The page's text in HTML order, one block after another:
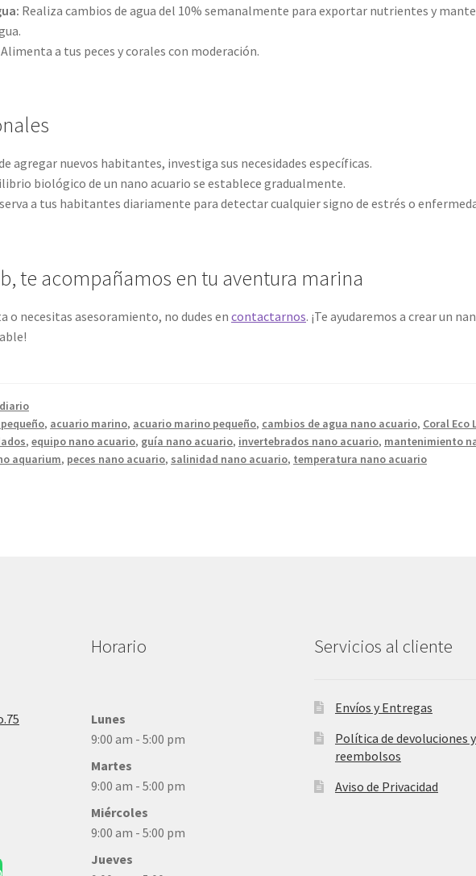
Realiza cambios de agua del 10% semanalmente para exportar nutrientes y
Alimenta a tus peces y corales con moderación.
agregar nuevos habitantes, investiga sus necesidades específicas.
biológico de un nano acuario se establece gradualmente.
a tus habitantes diariamente para detectar cualquier signo de estrés o
te acompañamos en tu aventura marina
o necesitas asesoramiento, no dudes encontactarnos. ¡Te ayudaremos a crear un
, acuario marino, acuario marino pequeño, cambios de agua nano acuario, Coral Eco
,equipo nano acuario, guía nano acuario, invertebrados nano acuario, mantenimiento
aquarium, peces nano acuario, salinidad nano acuario, temperatura nano acuario
Horario
Lunes
9:00 am - 5:00 pm
Martes
9:00 am - 5:00 pm
Miércoles
9:00 am - 5:00 pm
Jueves
Servicios al cliente
Envíos y Entregas
Política de devoluciones y
reembolsos
Aviso de Privacidad